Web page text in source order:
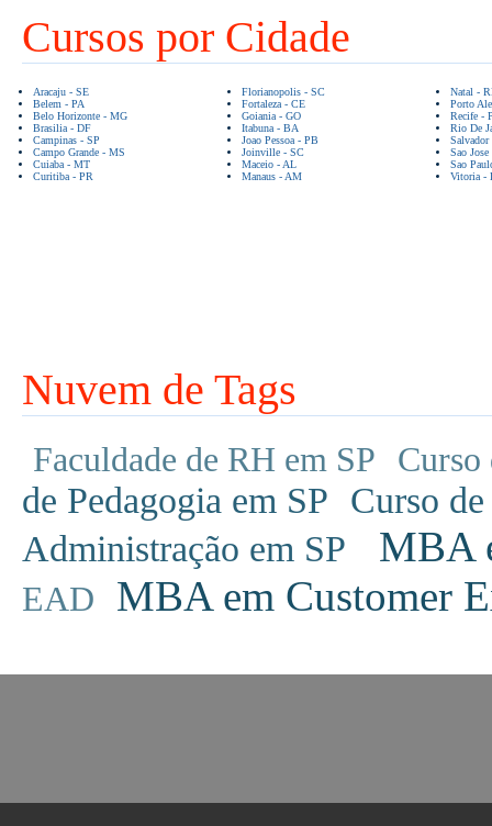
Cursos por Cidade
Aracaju - SE
Belem - PA
Belo Horizonte - MG
Brasilia - DF
Campinas - SP
Campo Grande - MS
Cuiaba - MT
Curitiba - PR
Florianopolis - SC
Fortaleza - CE
Goiania - GO
Itabuna - BA
Joao Pessoa - PB
Joinville - SC
Maceio - AL
Manaus - AM
Natal -
Porto
Recife -
Rio De
Sao
Sao
Vitoria -
Nuvem de Tags
Faculdade de RH em SP Curso
de Pedagogia em SP Curso
Administração em SP
MBA
EAD MBA em Customer